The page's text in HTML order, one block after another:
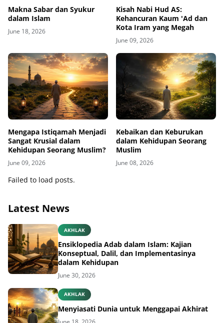
Makna Sabar dan Syukur
dalam Islam
June 18, 2026
Kisah Nabi Hud AS:
Kehancuran Kaum 'Ad dan
Kota Iram yang Megah
June 09, 2026
Mengapa Istiqamah Menjadi
Sangat Krusial dalam
Kehidupan Seorang Muslim?
June 09, 2026
Kebaikan dan Keburukan
dalam Kehidupan Seorang
Muslim
June 08, 2026
Failed to load posts.
Latest News
AKHLAK
Ensiklopedia Adab dalam Islam: Kajian
Konseptual, Dalil, dan Implementasinya
dalam Kehidupan
June 30, 2026
AKHLAK
Menyiasati Dunia untuk Menggapai Akhirat